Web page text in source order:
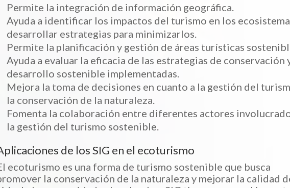
Permite la integración de información geográfica.
Ayuda a identificar los impactos del turismo en los
desarrollar estrategias para minimizarlos.
Permite la planificación y gestión de áreas turísticas
Ayuda a evaluar la eficacia de las estrategias de conservación
desarrollo sostenible implementadas.
Mejora la toma de decisiones en cuanto a la gestión del
la conservación de la naturaleza.
Fomenta la colaboración entre diferentes actores
la gestión del turismo sostenible.
de los SIG en el ecoturismo
ecoturismo es una forma de turismo sostenible que busca
la conservación de la naturaleza y mejorar la calidad